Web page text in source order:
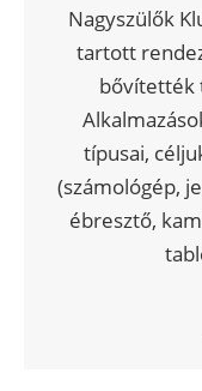
Nagyszülők
tartott
bővítették
típusai,
(számológép,
ébresztő,